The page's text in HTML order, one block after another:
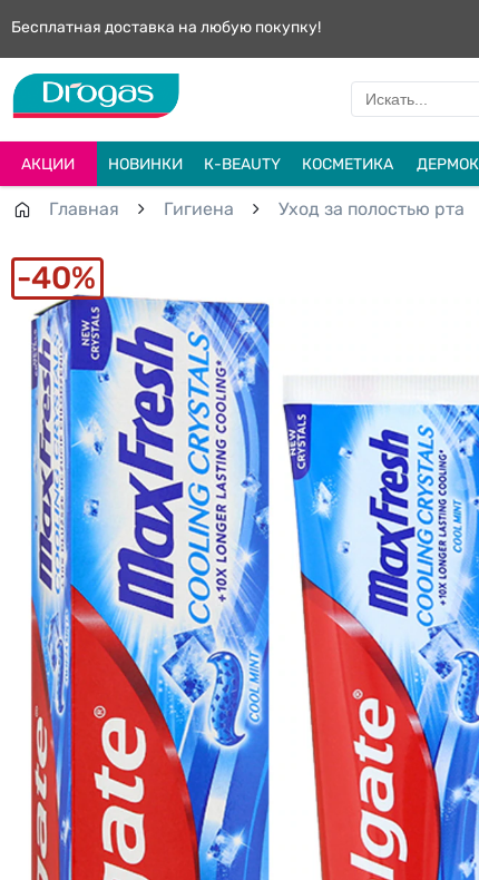
Бесплатная доставка на любую покупку!
АКЦИИ НОВИНКИ К-BEAUTY КОСМЕТИКА
Главная Гигиена Уход за полостью рта
40%